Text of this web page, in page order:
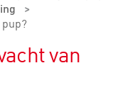
>
van